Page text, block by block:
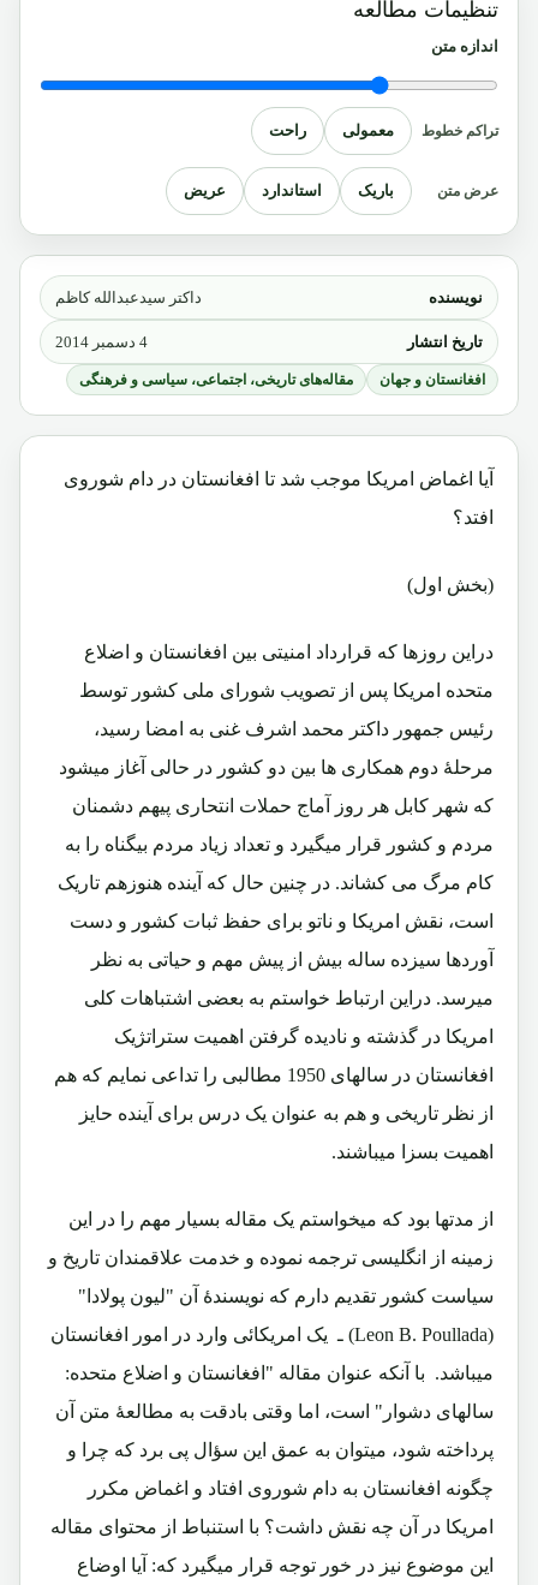
نویسنده داکتر سیدعبدالله کاظم
تاریخ انتشار 4 دسمبر 2014
افغانستان و جهان مقاله‌های تاریخی، اجتماعی، سیاسی و فرهنگی
آیا اغماض امریکا موجب شد تا افغانستان در دام شوروی
افتد؟
(بخش اول)
دراین روزها که قرارداد امنیتی بین افغانستان و اضلاع
متحده امریکا پس از تصویب شورای ملی کشور توسط
رئیس جمهور داکتر محمد اشرف غنی به امضا رسید،
مرحلۀ دوم همکاری ها بین دو کشور در حالی آغاز میشود
که شهر کابل هر روز آماج حملات انتحاری پیهم دشمنان
مردم و کشور قرار میگیرد و تعداد زیاد مردم بیگناه را به
کام مرگ می کشاند. در چنین حال که آینده هنوزهم تاریک
است، نقش امریکا و ناتو برای حفظ ثبات کشور و دست
آوردها سیزده ساله بیش از پیش مهم و حیاتی به نظر
میرسد. دراین ارتباط خواستم به بعضی اشتباهات کلی
امریکا در گذشته و نادیده گرفتن اهمیت ستراتژیک
افغانستان در سالهای 1950 مطالبی را تداعی نمایم که هم
از نظر تاریخی و هم به عنوان یک درس برای آینده حایز
اهمیت بسزا میباشند.
از مدتها بود که میخواستم یک مقاله بسیار مهم را در این
زمینه از انگلیسی ترجمه نموده و خدمت علاقمندان تاریخ و
سیاست کشور تقدیم دارم که نویسندۀ آن "لیون پولادا"
(
Leon B. Poullada) ـ یک امریکائی وارد در امور افغانستان
میباشد. با آنکه عنوان مقاله "افغانستان و اضلاع متحده:
سالهای دشوار" است، اما وقتی بادقت به مطالعۀ متن آن
پرداخته شود، میتوان به عمق این سؤال پی برد که چرا و
چگونه افغانستان به دام شوروی افتاد و اغماض مکرر
امریکا در آن چه نقش داشت؟ با استنباط از محتوای مقاله
این موضوع نیز در خور توجه قرار میگیرد که: آیا اوضاع
تنظیمات مطالعه
اندازه متن
تراکم خطوط معمولی راحت
عرض متن باریک استاندارد عریض